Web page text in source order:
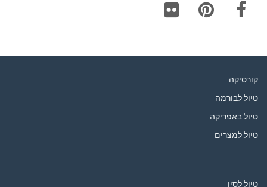
קורסיקה
טיול לבורמה
טיול באפריקה
טיול למצרים
טיול לסין